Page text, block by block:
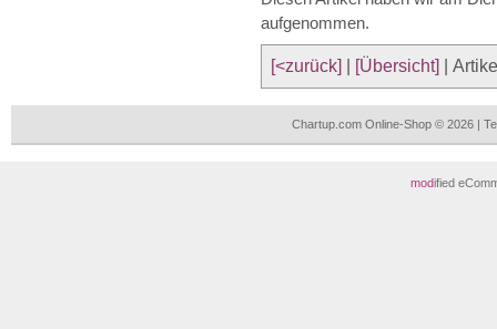
aufgenommen.
[<zurück] [Übersicht] |
Chartup.com Online-Shop © 2026 |
modified